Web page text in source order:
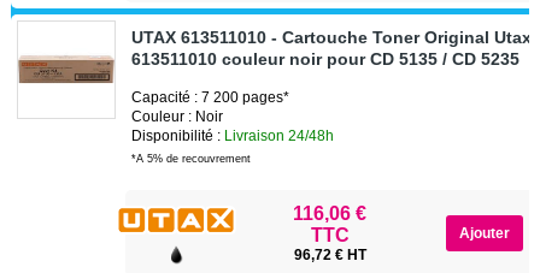
UTAX 613511010 - Cartouche Toner Original Utax
613511010 couleur noir pour CD 5135 / CD 5235
Capacité : 7 200 pages*
Couleur : Noir
Disponibilité : Livraison 24/48h
*A 5% de recouvrement
116,06 €
TTC
96,72 € HT